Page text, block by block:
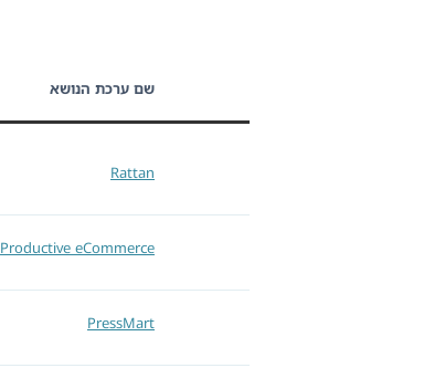
שם ערכת הנושא
Rattan
Productive eCommerce
PressMart